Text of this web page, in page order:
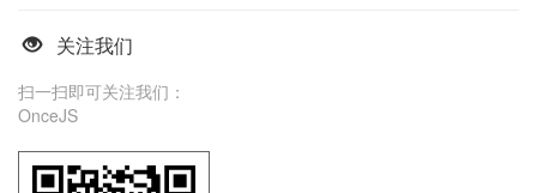
关注我们
扫一扫即可关注我们：
OnceJS